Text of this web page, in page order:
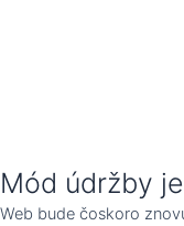
Mód údržby
Web bude čoskoro